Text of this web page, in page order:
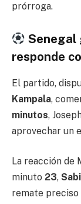
prórroga.
Senegal
responde
El partido,
Kampala,
minutos,
aprovechar un
La reacción de
minuto 23,
remate preciso